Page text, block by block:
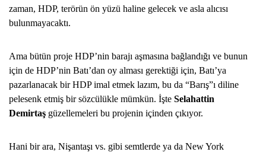
zaman, HDP, terörün ön yüzü haline gelecek ve asla alıcısı
bulunmayacaktı.
Ama bütün proje HDP’nin barajı aşmasına bağlandığı ve bunun
için de HDP’nin Batı’dan oy alması gerektiği için, Batı’ya
pazarlanacak bir HDP imal etmek lazım, bu da “Barış”ı diline
pelesenk etmiş bir sözcülükle mümkün. İşte Selahattin
Demirtaş güzellemeleri bu projenin içinden çıkıyor.
Hani bir ara, Nişantaşı vs. gibi semtlerde ya da New York